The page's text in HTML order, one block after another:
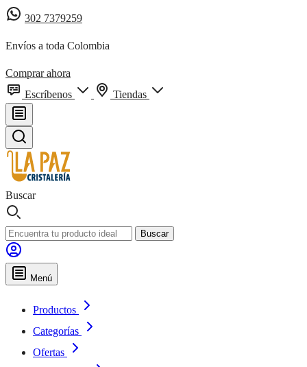
302 7379259
Envíos a toda Colombia
Comprar ahora
Escríbenos
Tiendas
Buscar
Buscar
Menú
Productos
Categorías
Ofertas